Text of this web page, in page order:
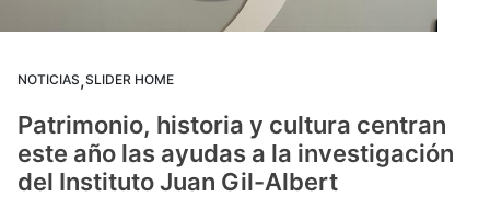
NOTICIAS,SLIDER HOME
Patrimonio, historia y cultura centran
este año las ayudas a la investigación
del Instituto Juan Gil-Albert